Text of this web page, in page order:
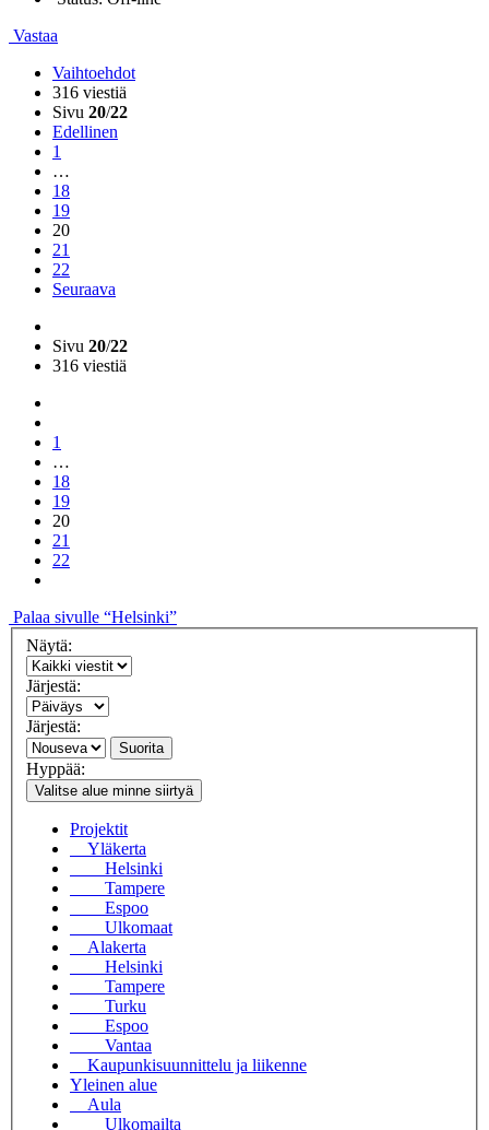
Vastaa
Vaihtoehdot
316 viestiä
Sivu 20/22
Edellinen
1
…
18
19
20
21
22
Seuraava
Sivu 20/22
316 viestiä
1
…
18
19
20
21
22
Palaa sivulle “Helsinki”
Näytä:
Järjestä:
Järjestä:
Suorita
Hyppää:
Valitse alue minne siirtyä
Projektit
Yläkerta
Helsinki
Tampere
Espoo
Ulkomaat
Alakerta
Helsinki
Tampere
Turku
Espoo
Vantaa
Kaupunkisuunnittelu ja liikenne
Yleinen alue
Aula
Ulkomailta